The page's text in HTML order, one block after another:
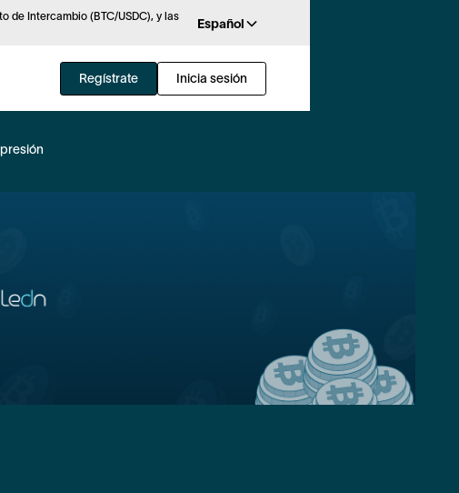
de Intercambio (BTC/USDC), y las
Español
Regístrate Inicia sesión